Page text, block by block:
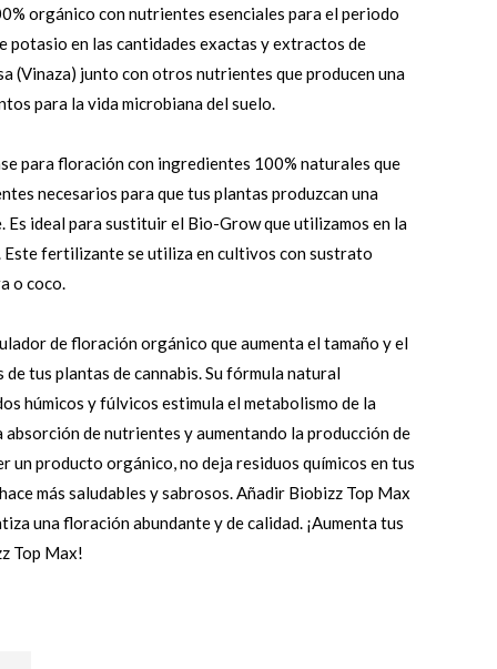
orgánico con nutrientes esenciales para el periodo
potasio en las cantidades exactas y extractos de
(Vinaza) junto con otros nutrientes que producen una
para la vida microbiana del suelo.
para floración con ingredientes 100% naturales que
necesarios para que tus plantas produzcan una
Es ideal para sustituir el Bio-Grow que utilizamos en la
Este fertilizante se utiliza en cultivos con sustrato
o coco.
de floración orgánico que aumenta el tamaño y el
tus plantas de cannabis. Su fórmula natural
húmicos y fúlvicos estimula el metabolismo de la
absorción de nutrientes y aumentando la producción de
un producto orgánico, no deja residuos químicos en tus
más saludables y sabrosos. Añadir Biobizz Top Max
una floración abundante y de calidad. ¡Aumenta tus
Top Max!